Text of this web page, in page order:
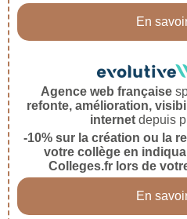
En
Agence web française
refonte, amélioration,
internet depuis
-10% sur la création ou la
votre collège en
Colleges.fr lors de
En